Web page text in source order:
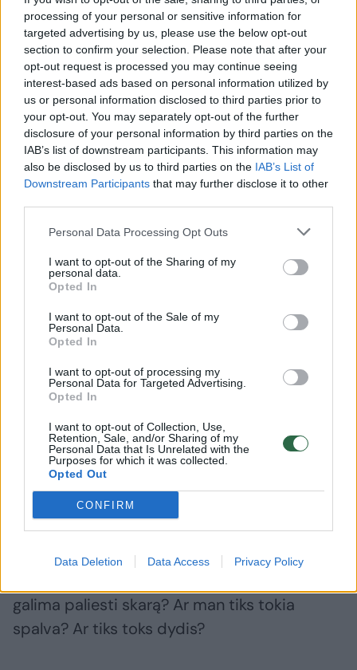
processing of your personal or sensitive information for
targeted advertising by us, please use the below opt-out
section to confirm your selection. Please note that after your
opt-out request is processed you may continue seeing
interest-based ads based on personal information utilized by
us or personal information disclosed to third parties prior to
your opt-out. You may separately opt-out of the further
disclosure of your personal information by third parties on the
IAB’s list of downstream participants. This information may
also be disclosed by us to third parties on the IAB’s List of
Downstream Participants that may further disclose it to other
Personal Data Processing Opt Outs
I want to opt-out of the Sharing of my
personal data.
Opted In
I want to opt-out of the Sale of my
Personal Data.
Opted In
I want to opt-out of processing my
Personal Data for Targeted Advertising.
Opted In
I want to opt-out of Collection, Use,
Retention, Sale, and/or Sharing of my
Personal Data that Is Unrelated with the
Purposes for which it was collected.
Opted Out
CONFIRM
Data Deletion Data Access Privacy Policy
važiuoja žvejoti, kažkas grybauti, o aš
važiuoju į „audinių medžioklę“, – juokiasi
verslininkė.
Lietuvoje gabalas šilko gali kainuoti brangiau
nei jau pagaminta J.Maldžiūnaitė-Šarkos
skara. Jai svarbu ne tik tai, kad žmogus,
nusipirkęs šilkinę skarą, galėtų nešioti ir vėliau
ją palikti anūkams, bet ir kaina.
Kaip sako pašnekovė, kaina patraukli ir
senjorams, ir mokytojams – visiems, kas
nebūtinai sau gali leisti prabangius dizainerių
rūbus. O dizainas – ilgaamžis, tai nėra
atsibosta, jį galima pasidėti į spintą ir
išsitraukti kitą sezoną.
Tai itin vertina klientės. „Man sako – daryk!
Darai tai, ko reikia“, „Kiek tu mums atneši
džiaugsmo!“ – tokius paskatinimus girdi ji.
Iš klienčių tenka net ir vėlų vakarą sulaukti
galima paliesti skarą? Ar man tiks tokia
spalva? Ar tiks toks dydis?